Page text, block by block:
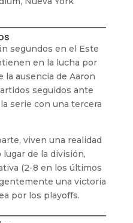
segundos en el Este
en la lucha por
la ausencia de Aaron
seguidos ante
serie con una tercera
viven una realidad
de la división,
(2-8 en los últimos
una victoria
por los playoffs.